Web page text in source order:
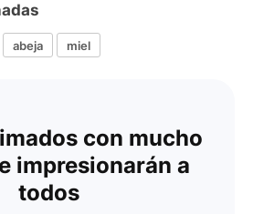
abeja miel
con mucho
impresionarán a
todos